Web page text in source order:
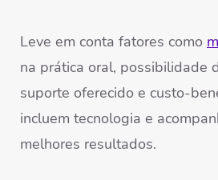
Leve em conta fatores como
na prática oral, possibilidade
suporte oferecido e custo-
incluem tecnologia e
melhores resultados.